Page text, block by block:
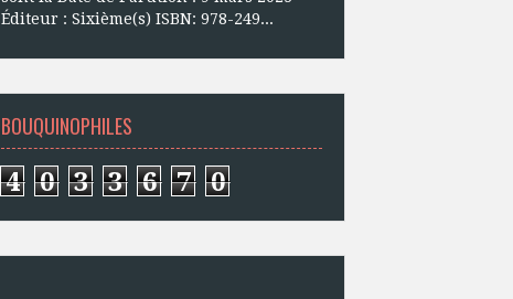
Éditeur : Sixième(s) ISBN: 978-249...
BOUQUINOPHILES
4 0 3 3 6 7 0